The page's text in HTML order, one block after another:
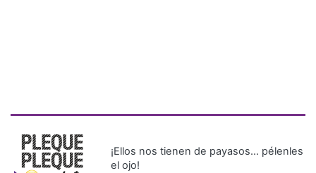
¡Ellos nos tienen de payasos… pélenles
el ojo!